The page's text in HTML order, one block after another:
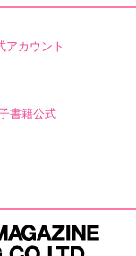
アカウント
書籍公式